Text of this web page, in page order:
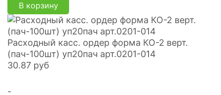
В корзину
Расходный касс. ордер форма КО-2 верт.
(пач-100шт) уп20пач арт.0201-014
30.87 руб
-